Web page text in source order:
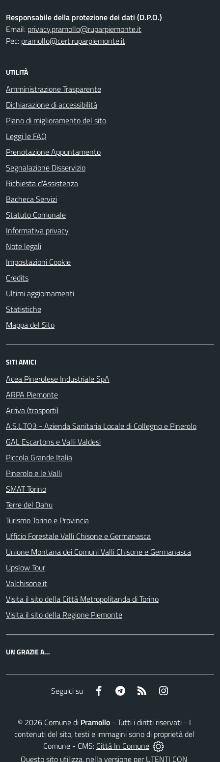
Responsabile della protezione dei dati (D.P.O.)
Email: privacy.pramollo@ruparpiemonte.it
Pec: pramollo@cert.ruparpiemonte.it
UTILITÀ
Amministrazione Trasparente
Dichiarazione di accessibilità
Piano di miglioramento del sito
Leggi le FAQ
Prenotazione Appuntamento
Segnalazione Disservizio
Richiesta d'Assistenza
Bacheca Servizi
Statuto Comunale
Informativa privacy
Note legali
Impostazioni Cookie
Credits
Ultimi aggiornamenti
Statistiche
Mappa del Sito
SITI AMICI
Acea Pinerolese Industriale SpA
ARPA Piemonte
Arriva (trasporti)
A.S.L.TO3 - Azienda Sanitaria Locale di Collegno e Pinerolo
GAL Escartons e Valli Valdesi
Piccola Grande Italia
Pinerolo e le Valli
SMAT Torino
Terre del Dahu
Turismo Torino e Provincia
Ufficio Forestale Valli Chisone e Germanasca
Unione Montana dei Comuni Valli Chisone e Germanasca
Upslow Tour
Valchisone.it
Visita il sito della Città Metropolitanda di Torino
Visita il sito della Regione Piemonte
UN GRAZIE A...
Seguici su Facebook Telegram RSS
© 2026Comune di Pramollo- Tutti i diritti riservati - I
contenuti del sito, testi e immagini sono di proprietà del
Comune - CMS: Città In Comune
Questo sito utilizza, nella versione per UTENTI CON